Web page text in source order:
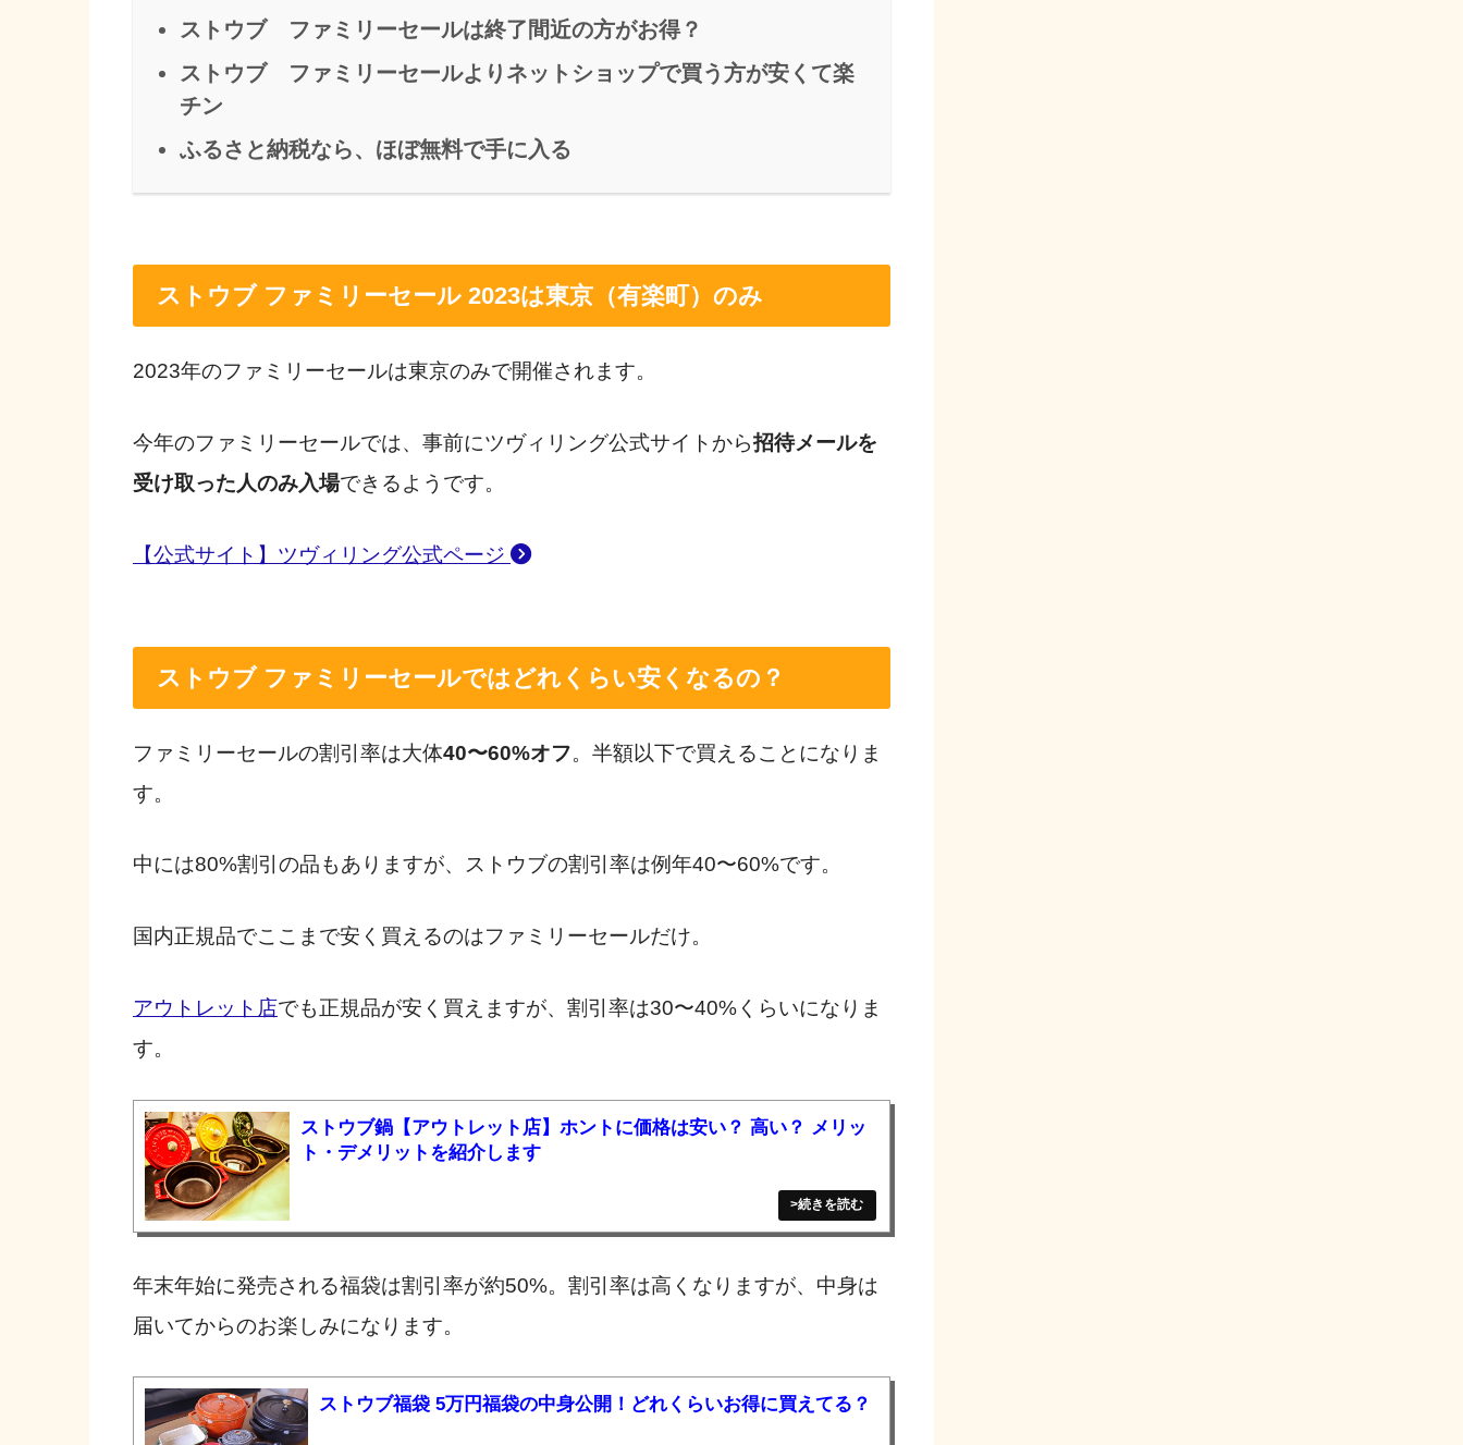
ストウブ ファミリーセールは終了間近の方がお得？
ストウブ ファミリーセールよりネットショップで買う方が安くて楽
チン
ふるさと納税なら、ほぼ無料で手に入る
ストウブ ファミリーセール 2023は東京（有楽町）のみ
2023年のファミリーセールは東京のみで開催されます。
今年のファミリーセールでは、事前にツヴィリング公式サイトから招待メールを
受け取った人のみ入場できるようです。
【公式サイト】ツヴィリング公式ページ
ストウブ ファミリーセールではどれくらい安くなるの？
ファミリーセールの割引率は大体40〜60%オフ。半額以下で買えることになりま
す。
中には80%割引の品もありますが、ストウブの割引率は例年40〜60%です。
国内正規品でここまで安く買えるのはファミリーセールだけ。
アウトレット店でも正規品が安く買えますが、割引率は30〜40%くらいになりま
す。
ストウブ鍋【アウトレット店】ホントに価格は安い？ 高い？ メリッ
ト・デメリットを紹介します
年末年始に発売される福袋は割引率が約50%。割引率は高くなりますが、中身は
届いてからのお楽しみになります。
ストウブ福袋 5万円福袋の中身公開！どれくらいお得に買えてる？